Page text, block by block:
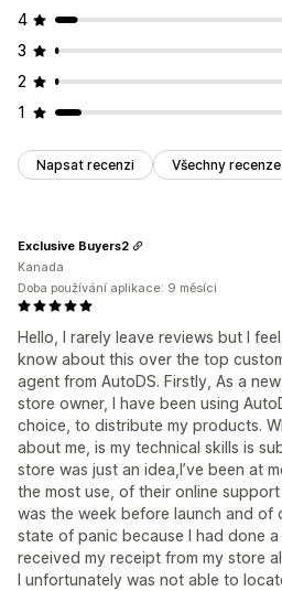
4
3
2
1
Napsat recenzi Všechny recenze
Hello, I rarely leave reviews but I
know about this over the top
agent from AutoDS. Firstly, As a
store owner, I have been using
choice, to distribute my products.
about me, is my technical skills is
store was just an idea,I’ve been at
the most use, of their online
was the week before launch and of
state of panic because I had done a
received my receipt from my store
I unfortunately was not able to
Exclusive Buyers2
Kanada
Doba používání aplikace: 9 měsíci